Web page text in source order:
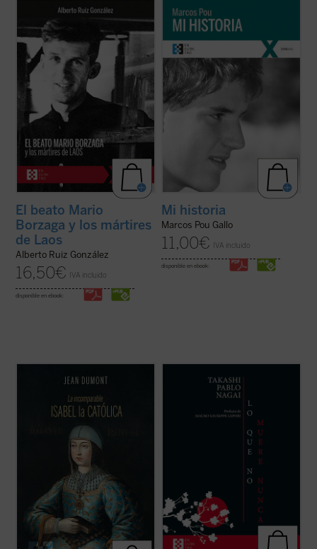
Mario Borzaga, natural de Trento, había
llegado a Laos en 1957, recién ordenado
sacerdote. Fue martirizado poco después,
en 1960, a sus 27 años. Escribió un
precioso diario que da voz a su vocación de
misionero oblato, que ilumina la ...
(ver
ficha)
El beato Mario
Borzaga y los mártires
de Laos
Alberto Ruiz González
16,50€ IVA incluido
disponible en ebook:
«Es algo extraño hablar de 'mi historia'
puesto que lo único interesante en ella, lo
único que la salva de ser una historia
en mi vida. Por lo tanto, es más bien la
historia de lo que Cristo ha hecho ...(ver
Mi historia
Marcos Pou Gallo
11,00€ IVA incluido
disponible en ebook:
Dumont nos sumerge en la época de Isabel
inteligencia, astucia y determinación, que
supo afrontar los desafíos de su época y
de Takashi Nagai, en la que el autor recorre
su vida, desde la infancia hasta el día de la
explosión de la bomba atómica, captando
los numerosos acontecimientos que se